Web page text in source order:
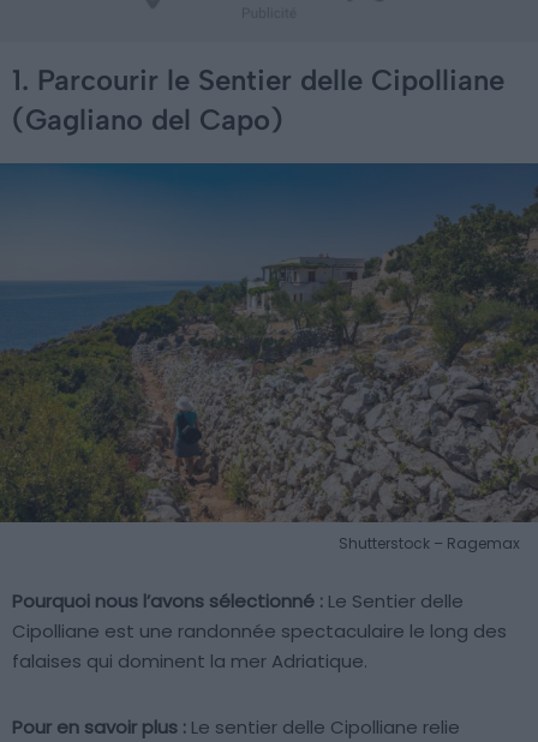
1. Parcourir le Sentier delle Cipolliane
(Gagliano del Capo)
Shutterstock – Ragemax
Pourquoi nous l’avons sélectionné : Le Sentier delle
Cipolliane est une randonnée spectaculaire le long des
falaises qui dominent la mer Adriatique.
Pour en savoir plus : Le sentier delle Cipolliane relie